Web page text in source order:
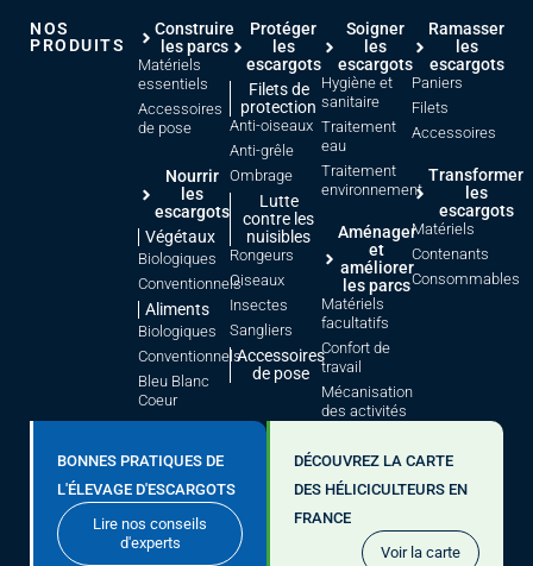
BONNES PRATIQUES DE
L'ÉLEVAGE D'ESCARGOTS
Lire nos conseils
d'experts
DÉCOUVREZ LA CARTE
DES HÉLICICULTEURS EN
FRANCE
Voir la carte
NOS
PRODUITS
Construire
les parcs
Matériels
essentiels
Accessoires
de pose
Nourrir
les
escargots
Végétaux
Biologiques
Conventionnels
Aliments
Biologiques
Conventionnels
Bleu Blanc
Coeur
Protéger
les
escargots
Filets de
protection
Anti-oiseaux
Anti-grêle
Ombrage
Lutte
contre les
nuisibles
Rongeurs
Oiseaux
Insectes
Sangliers
Accessoires
de pose
Soigner
les
escargots
Hygiène et
sanitaire
Traitement
eau
Traitement
environnement
Aménager
et
améliorer
les parcs
Matériels
facultatifs
Confort de
travail
Mécanisation
des activités
Ramasser
les
escargots
Paniers
Filets
Accessoires
Transformer
les
escargots
Matériels
Contenants
Consommables